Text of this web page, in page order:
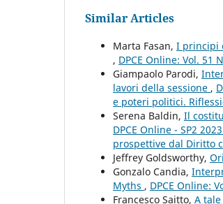
Similar Articles
Marta Fasan, I principi
, DPCE Online: Vol. 51
Giampaolo Parodi,
lavori della sessione ,
e poteri politici.
Serena Baldin, Il
DPCE Online - SP2
prospettive dal Diritto
Jeffrey Goldsworthy,
Gonzalo Candia,
Myths , DPCE Online:
Francesco Saitto, A